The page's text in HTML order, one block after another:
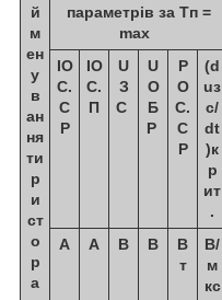
й
м
ен
у
в
ан
ня
ти
р
и
ст
о
р
а
параметрів за Тп =
max
IО
С.
С
Р
IО
С.
П
U
З
С
U
О
Б
Р
P
О
С.
С
Р
(d
uз
с/
dt
)к
р
ит
.
А А В В
В
т
В/
м
кс